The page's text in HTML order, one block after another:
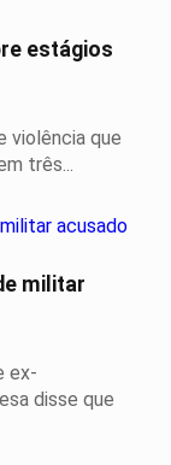
estágios
violência que
três...
militar
ex-
disse que